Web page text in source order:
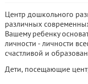
Центр дошкольного
различных
Вашему ребенку
личности - личности
счастливой и
Дети, посещающие